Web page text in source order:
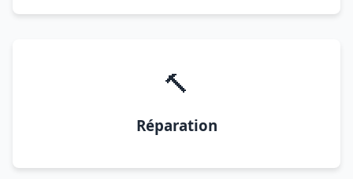
🔨
Réparation